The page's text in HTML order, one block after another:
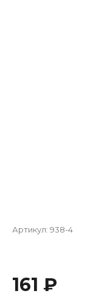
Артикул: 938-4
161 ₽